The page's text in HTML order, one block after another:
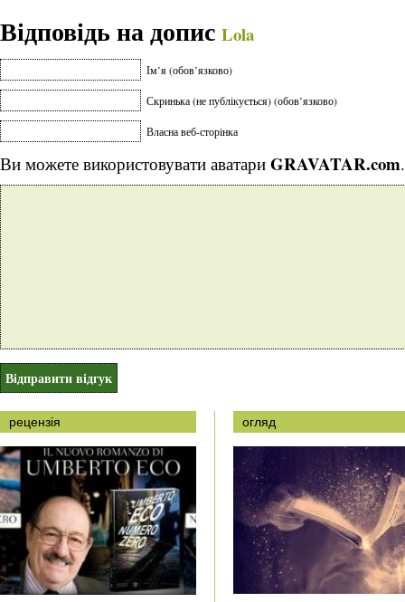
Відповідь на допис Lola
Ім’я (обов’язково)
Скринька (не публікується) (обов’язково)
Власна веб-сторінка
Ви можете використовувати аватари GRAVATAR.com.
рецензія огляд